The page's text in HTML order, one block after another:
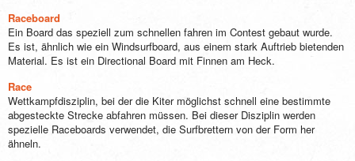
Raceboard
Ein Board das speziell zum schnellen fahren im Contest gebaut wurde.
Es ist, ähnlich wie ein Windsurfboard, aus einem stark Auftrieb bietenden
Material. Es ist ein Directional Board mit Finnen am Heck.
Race
Wettkampfdisziplin, bei der die Kiter möglichst schnell eine bestimmte
abgesteckte Strecke abfahren müssen. Bei dieser Disziplin werden
spezielle Raceboards verwendet, die Surfbrettern von der Form her
ähneln.